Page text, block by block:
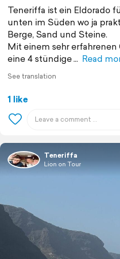
Teneriffa ist ein Eldorado
unten im Süden wo ja
Berge, Sand und Steine.
Mit einem sehr
eine 4 stündige
Read
See translation
1 like
Teneriffa
Lion on Tour